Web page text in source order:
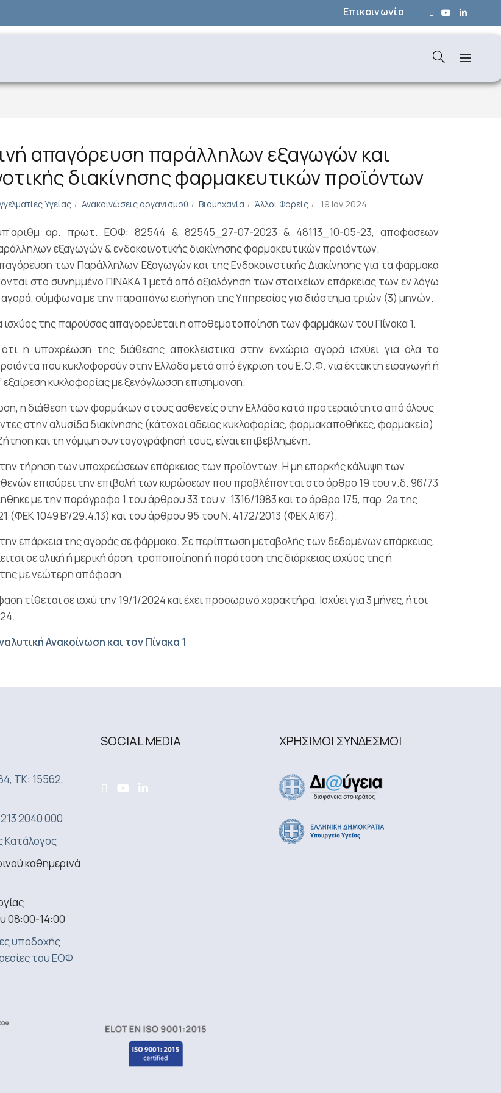
Επικοινωνία
απαγόρευση παράλληλων εξαγωγών και
διακίνησης φαρμακευτικών προϊόντων
Υγείας Ανακοινώσεις οργανισμού Βιομηχανία Άλλοι Φορείς 19 Ιαν 2024
αρ. πρωτ. ΕΟΦ: 82544 & 82545_27-07-2023 & 48113_10-05-23, αποφάσεων
εξαγωγών & ενδοκοινοτικής διακίνησης φαρμακευτικών προϊόντων.
των Παράλληλων Εξαγωγών και της Ενδοκοινοτικής Διακίνησης για τα φάρμακα
στο συνημμένο ΠΙΝΑΚΑ 1 μετά από αξιολόγηση των στοιχείων επάρκειας των εν λόγω
σύμφωνα με την παραπάνω εισήγηση της Υπηρεσίας για διάστημα τριών (3) μηνών.
ισχύος της παρούσας απαγορεύεται η αποθεματοποίηση των φαρμάκων του Πίνακα 1.
η υποχρέωση της διάθεσης αποκλειστικά στην ενχώρια αγορά ισχύει για όλα τα
που κυκλοφορούν στην Ελλάδα μετά από έγκριση του Ε.Ο.Φ. νια έκτακτη εισαγωγή ή
κυκλοφορίας με ξενόγλωσση επισήμανση.
η διάθεση των φαρμάκων στους ασθενείς στην Ελλάδα κατά προτεραιότητα από όλους
στην αλυσίδα διακίνησης (κάτοχοι άδειος κυκλοφορίας, φαρμακαποθήκες, φαρμακεία)
και τη νόμιμη συνταγογράφησή τους, είναι επιβεβλημένη.
τήρηση των υποχρεώσεων επάρκειας των προϊόντων. Η μη επαρκής κάλυψη των
επισύρει την επιβολή των κυρώσεων που προβλέπονται στο όρθρο 19 του ν.δ. 96/73
με την παράγραφο 1 του άρθρου 33 του ν. 1316/1983 και το άρθρο 175, παρ. 2a της
(ΦΕΚ 1049 Β’/29.4.13) και του άρθρου 95 του Ν. 4172/2013 (ΦΕΚ ΑΊ67).
επάρκεια της αγοράς σε φάρμακα. Σε περίπτωση μεταβολής των δεδομένων επάρκειας,
σε ολική ή μερική άρση, τροποποίηση ή παράταση της διάρκειας ισχύος της ή
με νεώτερη απόφαση.
τίθεται σε ισχύ την 19/1/2024 και έχει προσωρινό χαρακτήρα. Ισχύει για 3 μήνες, ήτοι
Ανακοίνωση και τον Πίνακα 1
ΤΚ: 15562,
2040 000
Κατάλογος
καθημερινά
08:00-14:00
υποδοχής
του ΕΟΦ
SOCIAL MEDIA ΧΡΗΣΙΜΟΙ ΣΥΝΔΕΣΜΟΙ